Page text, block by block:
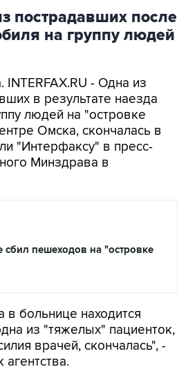
пострадавших после
на группу людей
INTERFAX.RU - Одна из
в результате наезда
людей на "островке
Омска, скончалась в
"Интерфаксу" в пресс-
Минздрава в
пешеходов на "островке
в больнице находится
из "тяжелых" пациенток,
врачей, скончалась", -
агентства.